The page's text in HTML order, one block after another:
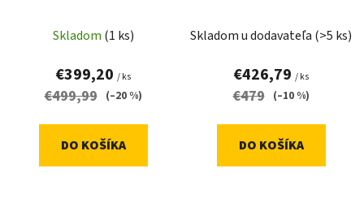
Skladom (1 ks)
€399,20 / ks
€499,99 (–20 %)
DO KOŠÍKA
Skladom u dodavateľa (>5 ks)
€426,79 / ks
€479 (–10 %)
DO KOŠÍKA